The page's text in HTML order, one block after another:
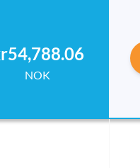
NOK